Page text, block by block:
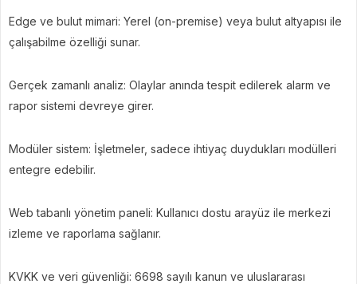
Edge ve bulut mimari: Yerel (on-premise) veya bulut altyapısı ile
çalışabilme özelliği sunar.
Gerçek zamanlı analiz: Olaylar anında tespit edilerek alarm ve
rapor sistemi devreye girer.
Modüler sistem: İşletmeler, sadece ihtiyaç duydukları modülleri
entegre edebilir.
Web tabanlı yönetim paneli: Kullanıcı dostu arayüz ile merkezi
izleme ve raporlama sağlanır.
KVKK ve veri güvenliği: 6698 sayılı kanun ve uluslararası